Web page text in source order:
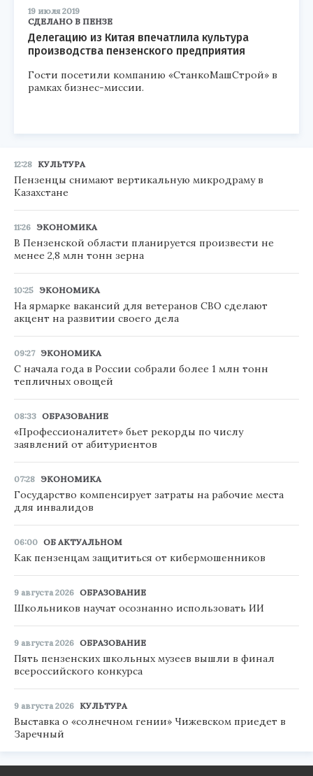
19 июля 2019
СДЕЛАНО В ПЕНЗЕ
Делегацию из Китая впечатлила культура
производства пензенского предприятия
Гости посетили компанию «СтанкоМашСтрой» в
рамках бизнес-миссии.
12:28 КУЛЬТУРА
Пензенцы снимают вертикальную микродраму в
Казахстане
11:26 ЭКОНОМИКА
В Пензенской области планируется произвести не
менее 2,8 млн тонн зерна
10:25 ЭКОНОМИКА
На ярмарке вакансий для ветеранов СВО сделают
акцент на развитии своего дела
09:27 ЭКОНОМИКА
С начала года в России собрали более 1 млн тонн
тепличных овощей
08:33 ОБРАЗОВАНИЕ
«Профессионалитет» бьет рекорды по числу
заявлений от абитуриентов
07:28 ЭКОНОМИКА
Государство компенсирует затраты на рабочие места
для инвалидов
06:00 ОБ АКТУАЛЬНОМ
Как пензенцам защититься от кибермошенников
9 августа 2026 ОБРАЗОВАНИЕ
Школьников научат осознанно использовать ИИ
9 августа 2026 ОБРАЗОВАНИЕ
Пять пензенских школьных музеев вышли в финал
всероссийского конкурса
9 августа 2026 КУЛЬТУРА
Выставка о «солнечном гении» Чижевском приедет в
Заречный